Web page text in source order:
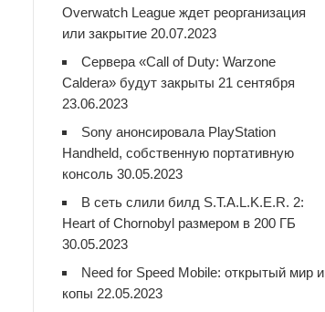
Overwatch League ждет реорганизация
или закрытие 20.07.2023
Сервера «Call of Duty: Warzone
Caldera» будут закрыты 21 сентября
23.06.2023
Sony анонсировала PlayStation
Handheld, собственную портативную
консоль 30.05.2023
В сеть слили билд S.T.A.L.K.E.R. 2:
Heart of Chornobyl размером в 200 ГБ
30.05.2023
Need for Speed Mobile: открытый мир и
копы 22.05.2023